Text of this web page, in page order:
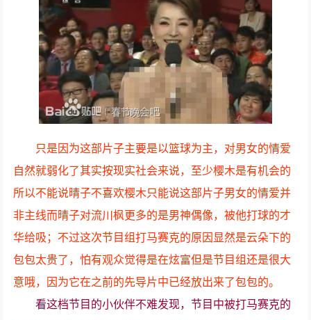
只是因为这部片子主要是以篮球为主，对男女的情爱
自然就弱化了其实按现实社会来说，至少樱木是有机会的
所以不能说晴子不喜欢樱木只能说这部片子男女的情爱并
非主线而晴子对流川枫更多的是男神偶像，被他打球的才
华给吸；不过这次节目组打马赛克的原因显然是云朵下的
包包太贵了，怕有观众觉得是在炫富但是节目组还是很大
意哦，因为它在之前的先导片中已经放出来了包包的。
看这档节目的小伙伴不难发现，节目中被打马赛克的